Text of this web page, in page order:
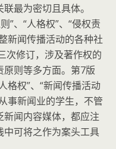
最为密切且具体。
”、“人格权”、“侵权责
新闻传播活动的各种社
次修订，涉及著作权的
则等多方面。第7版
格权”、“新闻传播活动
事新闻业的学生，不管
闻内容媒体，都应注
中可将之作为案头工具